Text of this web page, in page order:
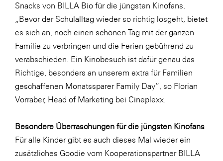
PAGRO
PHH Rechtsanwält:innen
Primark
Salesforce
sebamed
SeneCura
SKINUANCE®
Somfy
Snacks von BILLA Bio für die jüngsten Kinofans.
„Bevor der Schulalltag wieder so richtig losgeht, bietet
es sich an, noch einen schönen Tag mit der ganzen
Familie zu verbringen und die Ferien gebührend zu
verabschieden. Ein Kinobesuch ist dafür genau das
Richtige, besonders an unserem extra für Familien
geschaffenen Monatssparer Family Day“, so Florian
Vorraber, Head of Marketing bei Cineplexx.
Besondere Überraschungen für die jüngsten Kinofans
Für alle Kinder gibt es auch dieses Mal wieder ein
zusätzliches Goodie vom Kooperationspartner BILLA